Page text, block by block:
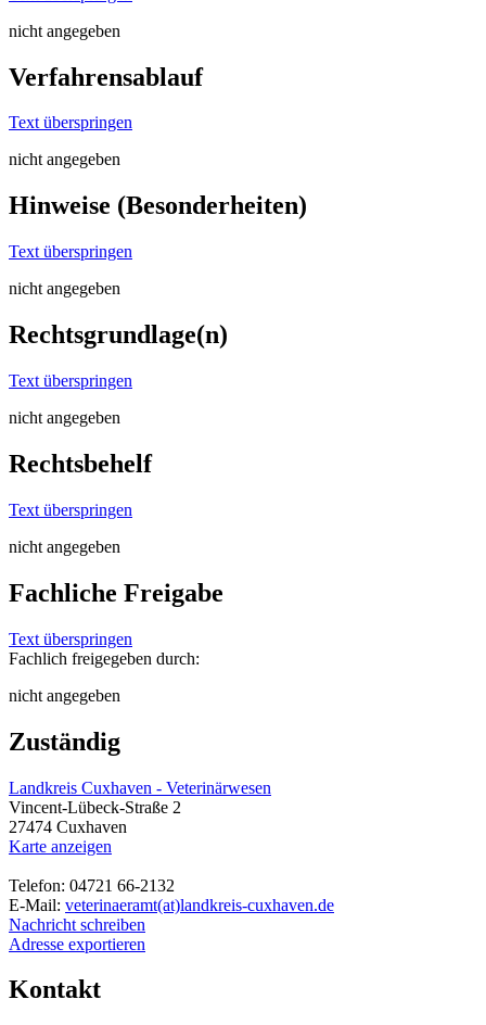
nicht angegeben
Verfahrensablauf
Text überspringen
nicht angegeben
Hinweise (Besonderheiten)
Text überspringen
nicht angegeben
Rechtsgrundlage(n)
Text überspringen
nicht angegeben
Rechtsbehelf
Text überspringen
nicht angegeben
Fachliche Freigabe
Text überspringen
Fachlich freigegeben durch:
nicht angegeben
Zuständig
Landkreis Cuxhaven - Veterinärwesen
Vincent-Lübeck-Straße 2
27474 Cuxhaven
Karte anzeigen
Telefon: 04721 66-2132
E-Mail: veterinaeramt(at)landkreis-cuxhaven.de
Nachricht schreiben
Adresse exportieren
Kontakt